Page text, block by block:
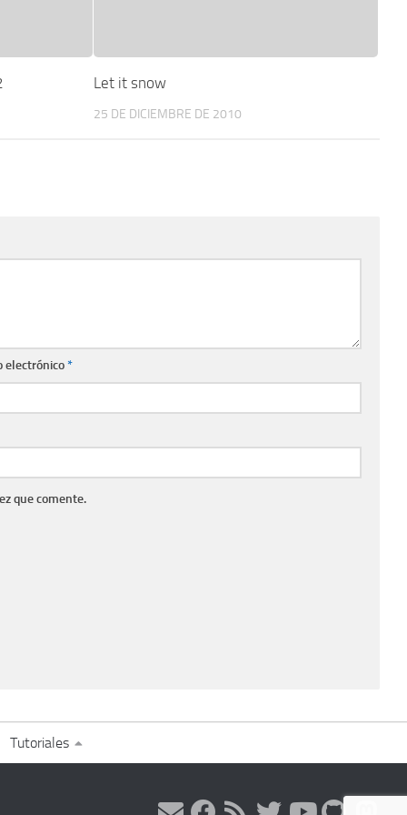
Let it snow
25 DE DICIEMBRE DE 2010
electrónico*
que comente.
Tutoriales